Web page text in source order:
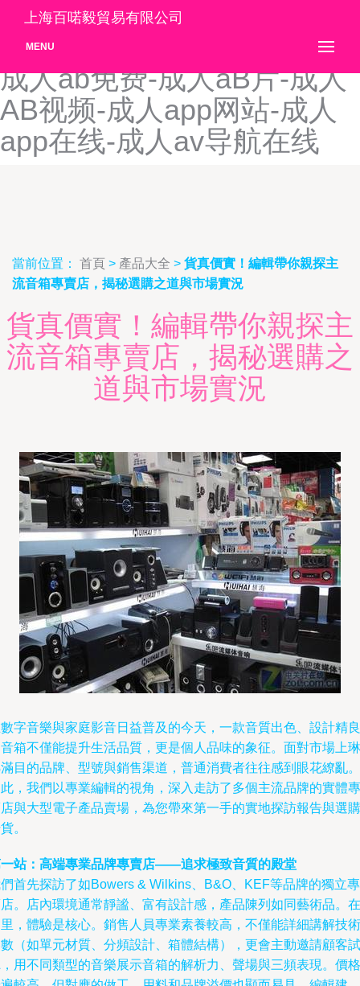
成人91色色-成人91视频-成
人97看片视频-成人AA网站-
成人ab免费-成人aB片-成人
AB视频-成人app网站-成人
app在线-成人av导航在线
上海百喏毅貿易有限公司
MENU
當前位置： 首頁 > 產品大全 > 貨真價實！編輯帶你親探主
流音箱專賣店，揭秘選購之道與市場實況
貨真價實！編輯帶你親探主
流音箱專賣店，揭秘選購之
道與市場實況
字音樂與家庭影音日益普及的今天，一款音質出色、設計精良
箱不僅能提升生活品質，更是個人品味的象征。面對市場上琳
目的品牌、型號與銷售渠道，普通消費者往往感到眼花繚亂。
，我們以專業編輯的視角，深入走訪了多個主流品牌的實體專
與大型電子產品賣場，為您帶來第一手的實地探訪報告與選購
。
站：高端專業品牌專賣店——追求極致音質的殿堂
首先探訪了如Bowers & Wilkins、B&O、KEF等品牌的獨立專
。店內環境通常靜謐、富有設計感，產品陳列如同藝術品。在
，體驗是核心。銷售人員專業素養較高，不僅能詳細講解技術
（如單元材質、分頻設計、箱體結構），更會主動邀請顧客試
用不同類型的音樂展示音箱的解析力、聲場與三頻表現。價格